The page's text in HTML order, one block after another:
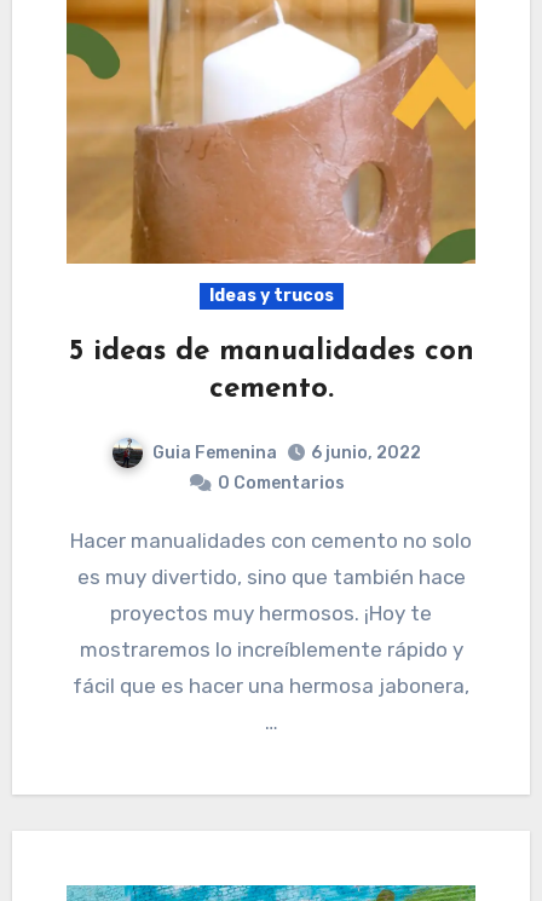
Ideas y trucos
5 ideas de manualidades con
cemento.
Guia Femenina
6 junio, 2022
0 Comentarios
Hacer manualidades con cemento no solo
es muy divertido, sino que también hace
proyectos muy hermosos. ¡Hoy te
mostraremos lo increíblemente rápido y
fácil que es hacer una hermosa jabonera,
…